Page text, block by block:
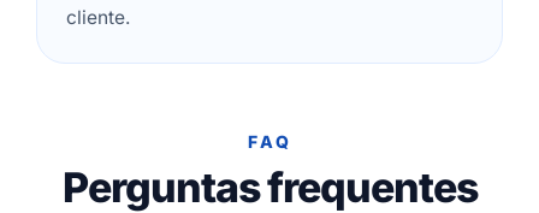
cliente.
FAQ
Perguntas frequentes